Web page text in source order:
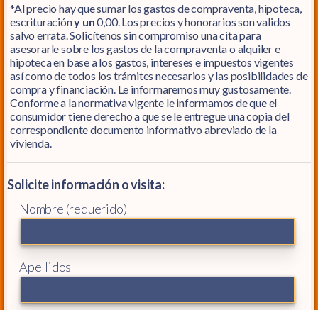
*Al precio hay que sumar los gastos de compraventa, hipoteca,
escrituracióny un0,00. Los precios y honorarios son validos
salvo errata. Solicítenos sin compromiso una cita para
asesorarle sobre los gastos de la compraventa o alquiler e
hipoteca en base a los gastos, intereses e impuestos vigentes
así como de todos los trámites necesarios y las posibilidades de
compra y financiación. Le informaremos muy gustosamente.
Conforme a la normativa vigente le informamos de que el
consumidor tiene derecho a que se le entregue una copia del
correspondiente documento informativo abreviado de la
vivienda.
Solicite información o visita:
Nombre (requerido)
Apellidos